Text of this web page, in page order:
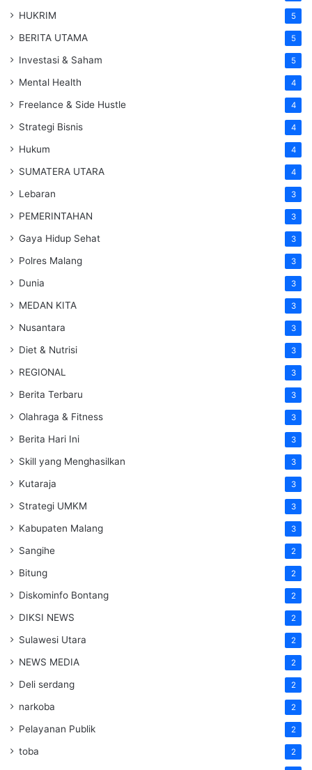
HUKRIM 5
BERITA UTAMA 5
Investasi & Saham 5
Mental Health 4
Freelance & Side Hustle 4
Strategi Bisnis 4
Hukum 4
SUMATERA UTARA 4
Lebaran 3
PEMERINTAHAN 3
Gaya Hidup Sehat 3
Polres Malang 3
Dunia 3
MEDAN KITA 3
Nusantara 3
Diet & Nutrisi 3
REGIONAL 3
Berita Terbaru 3
Olahraga & Fitness 3
Berita Hari Ini 3
Skill yang Menghasilkan 3
Kutaraja 3
Strategi UMKM 3
Kabupaten Malang 3
Sangihe 2
Bitung 2
Diskominfo Bontang 2
DIKSI NEWS 2
Sulawesi Utara 2
NEWS MEDIA 2
Deli serdang 2
narkoba 2
Pelayanan Publik 2
toba 2